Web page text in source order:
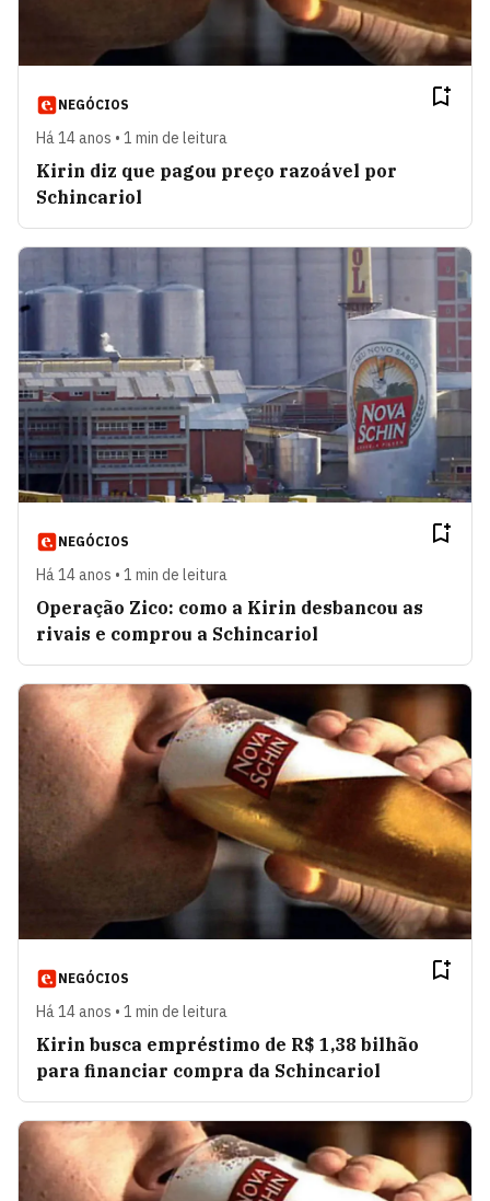
NEGÓCIOS
Há 14 anos • 1 min de leitura
Kirin diz que pagou preço razoável por
Schincariol
NEGÓCIOS
Há 14 anos • 1 min de leitura
Operação Zico: como a Kirin desbancou as
rivais e comprou a Schincariol
NEGÓCIOS
Há 14 anos • 1 min de leitura
Kirin busca empréstimo de R$ 1,38 bilhão
para financiar compra da Schincariol